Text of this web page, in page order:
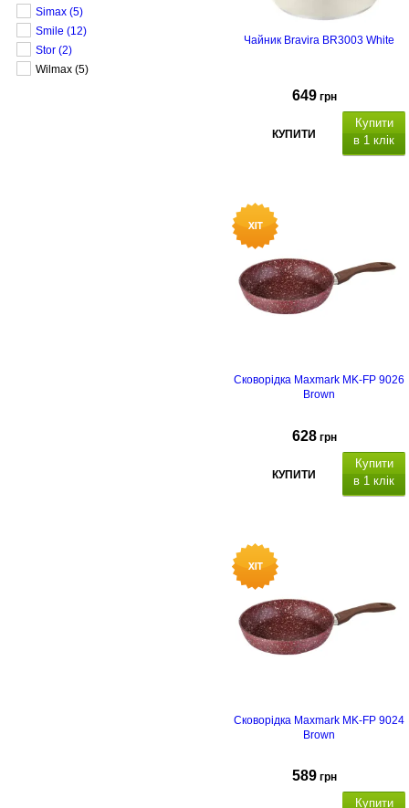
Simax (5)
Smile (12)
Stor (2)
Wilmax (5)
Чайник Bravira BR3003 White
649 грн
КУПИТИ
Купити
в 1 клік
полірування: матове, підходить
для всіх плит, термостійка
пластикова ручка з механізмом
Сковорідка Maxmark MK-FP 9026
Brown
628 грн
КУПИТИ
Купити
в 1 клік
антипригарне
сковорідки -
матеріал
електричними плитами.
Сковорідка Maxmark MK-FP 9024
Brown
589 грн
Купити